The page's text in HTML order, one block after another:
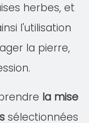
herbes, et
l'utilisation
la pierre,
la mise
sélectionnées